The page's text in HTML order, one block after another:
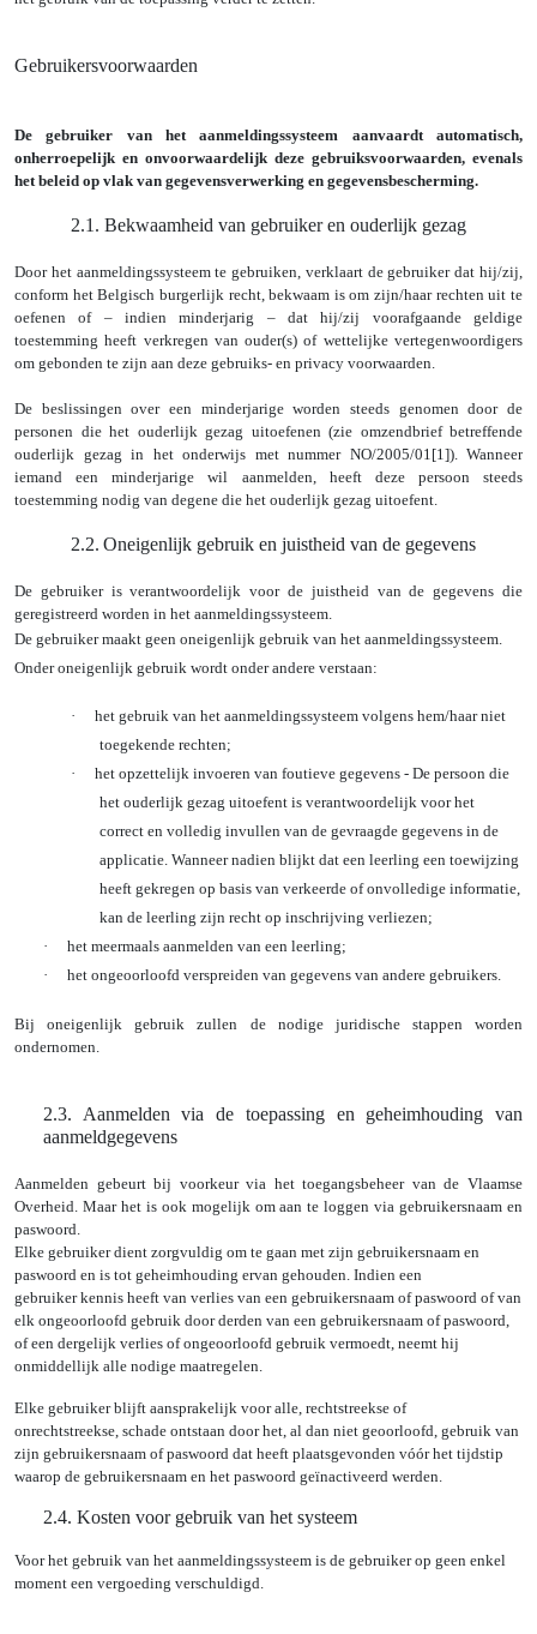
Gebruikersvoorwaarden
De gebruiker van het aanmeldingssysteem aanvaardt automatisch,
onherroepelijk en onvoorwaardelijk deze gebruiksvoorwaarden, evenals
het beleid op vlak van gegevensverwerking en gegevensbescherming.
2.1. Bekwaamheid van gebruiker en ouderlijk gezag
Door het aanmeldingssysteem te gebruiken, verklaart de gebruiker dat hij/zij,
conform het Belgisch burgerlijk recht, bekwaam is om zijn/haar rechten uit te
oefenen of – indien minderjarig – dat hij/zij voorafgaande geldige
toestemming heeft verkregen van ouder(s) of wettelijke vertegenwoordigers
om gebonden te zijn aan deze gebruiks- en privacy voorwaarden.
De beslissingen over een minderjarige worden steeds genomen door de
personen die het ouderlijk gezag uitoefenen (zie omzendbrief betreffende
ouderlijk gezag in het onderwijs met nummer NO/2005/01[1]). Wanneer
iemand een minderjarige wil aanmelden, heeft deze persoon steeds
toestemming nodig van degene die het ouderlijk gezag uitoefent.
2.2. Oneigenlijk gebruik en juistheid van de gegevens
De gebruiker is verantwoordelijk voor de juistheid van de gegevens die
geregistreerd worden in het aanmeldingssysteem.
De gebruiker maakt geen oneigenlijk gebruik van het aanmeldingssysteem.
Onder oneigenlijk gebruik wordt onder andere verstaan:
·
het gebruik van het aanmeldingssysteem volgens hem/haar niet
toegekende rechten;
·
het opzettelijk invoeren van foutieve gegevens -De persoon die
het ouderlijk gezag uitoefent is verantwoordelijk voor het
correct en volledig invullen van de gevraagde gegevens in de
applicatie. Wanneer nadien blijkt dat een leerling een toewijzing
heeft gekregen op basis van verkeerde of onvolledige informatie,
kan de leerling zijn recht op inschrijving verliezen;
·
het meermaals aanmelden van een leerling;
·
het ongeoorloofd verspreiden van gegevens van andere gebruikers.
Bij oneigenlijk gebruik zullen de nodige juridische stappen worden
ondernomen.
2.3. Aanmelden via de toepassing en geheimhouding van
aanmeldgegevens
Aanmelden gebeurt bij voorkeur via het toegangsbeheer van de Vlaamse
Overheid. Maar het is ook mogelijk om aan te loggen via gebruikersnaam en
paswoord.
Elke gebruiker dient zorgvuldig om te gaan met zijn gebruikersnaam en
paswoord en is tot geheimhouding ervan gehouden. Indien een
gebruiker kennis heeft van verlies van een gebruikersnaam of paswoord of van
elk ongeoorloofd gebruik door derden van een gebruikersnaam of paswoord,
of een dergelijk verlies of ongeoorloofd gebruik vermoedt, neemt hij
onmiddellijk alle nodige maatregelen.
Elke gebruiker blijft aansprakelijk voor alle, rechtstreekse of
onrechtstreekse, schade ontstaan door het, al dan niet geoorloofd, gebruik van
zijn gebruikersnaam of paswoord dat heeft plaatsgevonden vóór het tijdstip
waarop de gebruikersnaam en het paswoord geïnactiveerd werden.
2.4. Kosten voor gebruik van het systeem
Voor het gebruik van het aanmeldingssysteem is de gebruiker op geen enkel
moment een vergoeding verschuldigd.